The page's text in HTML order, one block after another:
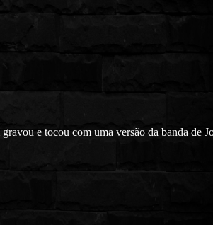
e tocou com uma versão da banda de